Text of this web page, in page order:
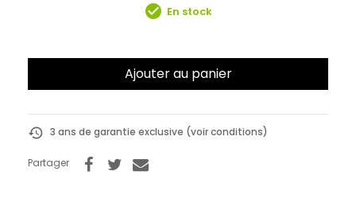
check_circle En stock
Ajouter au panier
history 3 ans de garantie exclusive (voir conditions)
Partager